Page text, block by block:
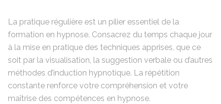
La pratique régulière est un pilier essentiel de la
formation en hypnose. Consacrez du temps chaque jour
à la mise en pratique des techniques apprises, que ce
soit par la visualisation, la suggestion verbale ou d’autres
méthodes d’induction hypnotique. La répétition
constante renforce votre compréhension et votre
maîtrise des compétences en hypnose.